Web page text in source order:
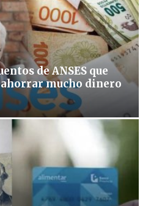
de ANSES que
ahorrar mucho dinero